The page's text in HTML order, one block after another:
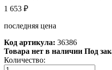
1 653 ₽
последняя цена
Код артикула: 36386
Товара нет в наличии Под
Количество: